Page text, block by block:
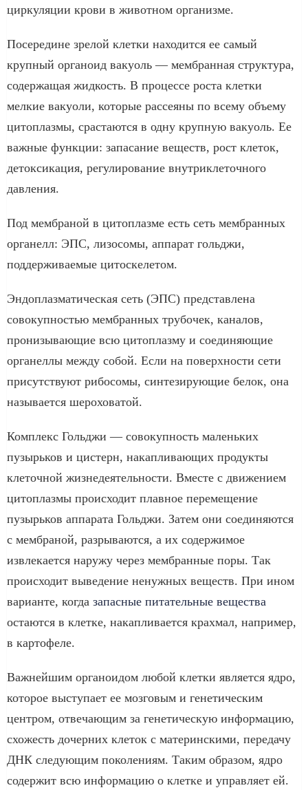
циркуляции крови в животном организме.
Посередине зрелой клетки находится ее самый
крупный органоид вакуоль — мембранная структура,
содержащая жидкость. В процессе роста клетки
мелкие вакуоли, которые рассеяны по всему объему
цитоплазмы, срастаются в одну крупную вакуоль. Ее
важные функции: запасание веществ, рост клеток,
детоксикация, регулирование внутриклеточного
давления.
Под мембраной в цитоплазме есть сеть мембранных
органелл: ЭПС, лизосомы, аппарат гольджи,
поддерживаемые цитоскелетом.
Эндоплазматическая сеть (ЭПС) представлена
совокупностью мембранных трубочек, каналов,
пронизывающие всю цитоплазму и соединяющие
органеллы между собой. Если на поверхности сети
присутствуют рибосомы, синтезирующие белок, она
называется шероховатой.
Комплекс Гольджи — совокупность маленьких
пузырьков и цистерн, накапливающих продукты
клеточной жизнедеятельности. Вместе с движением
цитоплазмы происходит плавное перемещение
пузырьков аппарата Гольджи. Затем они соединяются
с мембраной, разрываются, а их содержимое
извлекается наружу через мембранные поры. Так
происходит выведение ненужных веществ. При ином
варианте, когда запасные питательные вещества
остаются в клетке, накапливается крахмал, например,
в картофеле.
Важнейшим органоидом любой клетки является ядро,
которое выступает ее мозговым и генетическим
центром, отвечающим за генетическую информацию,
схожесть дочерних клеток с материнскими, передачу
ДНК следующим поколениям. Таким образом, ядро
содержит всю информацию о клетке и управляет ей.